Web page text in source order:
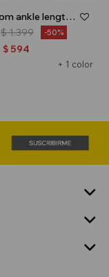
Jean mom ankle length - Jean negro
+ 1 color
$1.399 50
$ 594